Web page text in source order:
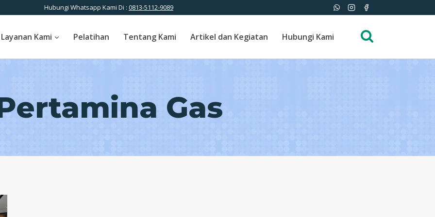
Hubungi Whatsapp Kami Di : 0813-5112-9089
Layanan Kami Pelatihan Tentang Kami Artikel dan Kegiatan Hubungi Kami
Gas